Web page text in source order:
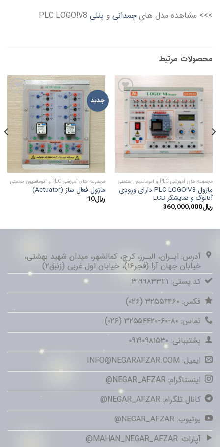
>>> مشاهده مدل هایچمدانیو پنلیPLC LOGO!V8
محصولات مرتبط
ADD TO
WISHLIST
مجموعه های آموزشی PLC و اتوماسیون صنعتی
ماژول PLC LOGO!V8 دارای ورودی
آنالوگ و نمایشگر LCD
﷼360,000,000
جدید ADD TO
WISHLIST
مجموعه های آموزشی PLC و اتوماسیون صنعتی
ماژول فعال ساز (Actuator)
﷼10
آدرس: ایـران، البـرز، کرج، کمالشهر، میدان شهید بهشتی،
خیابان جهان آرا (فجر۱۶)، خیابان اول غربی (زنبق۲)
کد پستی: ۳۱۹۹۸۳۳۱۱۱
فکس: ۳۲۵۵۴۴۶۰ (۰۲۶)
تماس: ۸۰-۶۰-۳۲۵۵۴۴۲۰ (۰۲۶)
پشتیبانی: ۰۹۱۹۰۹۸۱۵۳۰
ایمیل: INFO@NEGARAFZAR.COM
اینستاگرام: NEGAR_AFZAR@
کانال تلگرام: NEGAR_AFZAR@
یوتیوب: NEGAR_AFZAR@
آپارات: MAHAN_NEGAR_AFZAR@